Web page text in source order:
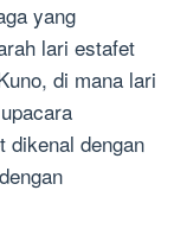
yang
lari estafet
di mana lari
dikenal dengan